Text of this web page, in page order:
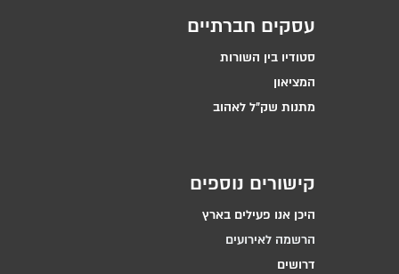
עסקים חברתיים
סטודיו בין השורות
המציאון
מתנות שק״ל לאהוב
קישורים נוספים
היכן אנו פעילים בארץ
הרשמה לאירועים
דרושים